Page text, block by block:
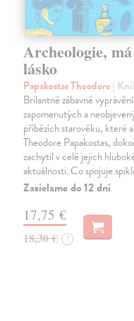
Archeologie, má
lásko
Papakostas Theodore |
Brilantně zábavné
zapomenutých a
příbězích starověku, které
Theodore Papakostas,
zachytil v celé jejich
aktuálnosti. Co spojuje
Zasielame do 12 dní
17,75 €
18,30 € ?